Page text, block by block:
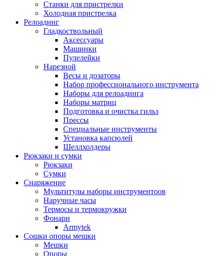
Станки для пристрелки
Холодная пристрелка
Релоадинг
Гладкоствольный
Аксессуары
Машинки
Пулелейки
Нарезной
Весы и дозаторы
Набор профессионального инструмента
Наборы для релоадинга
Наборы матриц
Подготовка и очистка гильз
Прессы
Специальные инструменты
Установка капсюлей
Шеллхолдеры
Рюкзаки и сумки
Рюкзаки
Сумки
Снаряжение
Мультитулы наборы инструментоов
Наручные часы
Термосы и термокружки
Фонари
Armytek
Сошки опоры мешки
Мешки
Опоры